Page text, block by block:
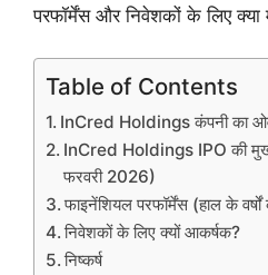
परफॉर्मेंस और निवेशकों के लिए
Table of Contents
InCred Holdings कंपनी का
InCred Holdings IPO की
फरवरी 2026)
फाइनेंशियल परफॉर्मेंस (हाल के वर्षों
निवेशकों के लिए क्यों आकर्षक?
निष्कर्ष